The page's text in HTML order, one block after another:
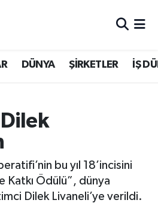
DÜNYA ŞİRKETLER İŞ
bu yıl 18’incisini
Katkı Ödülü”, dünya
Dilek Livaneli’ye verildi.
ve Fikstür